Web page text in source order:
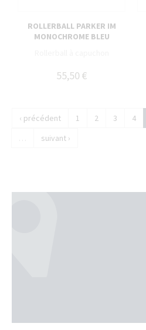
ROLLERBALL PARKER IM
MONOCHROME BLEU
55,50 €
‹ précédent 1 2 3 4
suivant ›